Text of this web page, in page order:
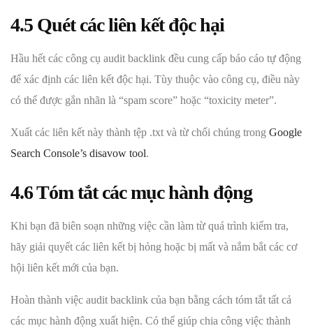
4.5 Quét các liên kết độc hại
Hầu hết các công cụ audit backlink đều cung cấp báo cáo tự động
để xác định các liên kết độc hại. Tùy thuộc vào công cụ, điều này
có thể được gắn nhãn là “spam score” hoặc “toxicity meter”.
Xuất các liên kết này thành tệp .txt và từ chối chúng trong Google
Search Console’s disavow tool.
4.6 Tóm tắt các mục hành động
Khi bạn đã biên soạn những việc cần làm từ quá trình kiểm tra,
hãy giải quyết các liên kết bị hỏng hoặc bị mất và nắm bắt các cơ
hội liên kết mới của bạn.
Hoàn thành việc audit backlink của bạn bằng cách tóm tắt tất cả
các mục hành động xuất hiện. Có thể giúp chia công việc thành